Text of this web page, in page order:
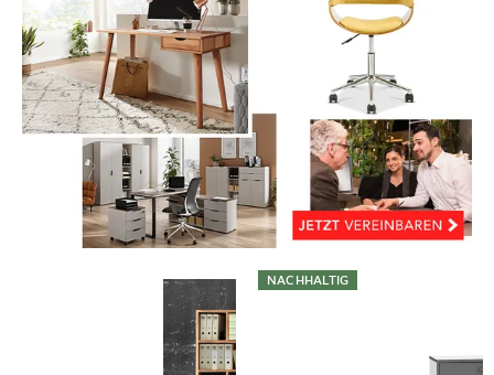
NACHHALTIG